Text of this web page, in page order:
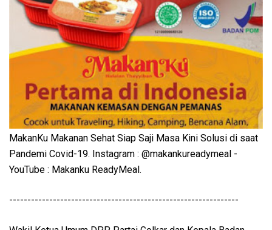
MakanKu Makanan Sehat Siap Saji Masa Kini Solusi di saat
Pandemi Covid-19. Instagram : @makankureadymeal -
YouTube : Makanku ReadyMeal.
---------------------------------------------------------------